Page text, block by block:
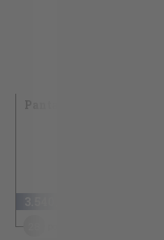
Pantagruel